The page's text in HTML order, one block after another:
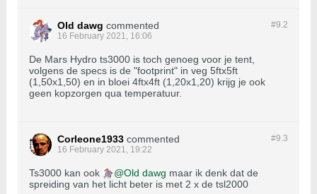
#9.2
Old dawg commented
16 February 2021, 16:06
De Mars Hydro ts3000 is toch genoeg voor je tent,
volgens de specs is de "footprint" in veg 5ftx5ft
(1,50x1,50) en in bloei 4ftx4ft (1,20x1,20) krijg je ook
geen kopzorgen qua temperatuur.
#9.3
Corleone1933 commented
16 February 2021, 19:22
Ts3000 kan ook Old dawg maar ik denk dat de
spreiding van het licht beter is met 2 x de tsl2000